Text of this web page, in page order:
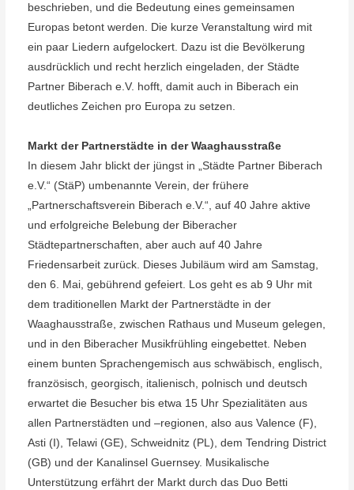
beschrieben, und die Bedeutung eines gemeinsamen
Europas betont werden. Die kurze Veranstaltung wird mit
ein paar Liedern aufgelockert. Dazu ist die Bevölkerung
ausdrücklich und recht herzlich eingeladen, der Städte
Partner Biberach e.V. hofft, damit auch in Biberach ein
deutliches Zeichen pro Europa zu setzen.
Markt der Partnerstädte in der Waaghausstraße
In diesem Jahr blickt der jüngst in „Städte Partner Biberach
e.V.“ (StäP) umbenannte Verein, der frühere
„Partnerschaftsverein Biberach e.V.“, auf 40 Jahre aktive
und erfolgreiche Belebung der Biberacher
Städtepartnerschaften, aber auch auf 40 Jahre
Friedensarbeit zurück. Dieses Jubiläum wird am Samstag,
den 6. Mai, gebührend gefeiert. Los geht es ab 9 Uhr mit
dem traditionellen Markt der Partnerstädte in der
Waaghausstraße, zwischen Rathaus und Museum gelegen,
und in den Biberacher Musikfrühling eingebettet. Neben
einem bunten Sprachengemisch aus schwäbisch, englisch,
französisch, georgisch, italienisch, polnisch und deutsch
erwartet die Besucher bis etwa 15 Uhr Spezialitäten aus
allen Partnerstädten und –regionen, also aus Valence (F),
Asti (I), Telawi (GE), Schweidnitz (PL), dem Tendring District
(GB) und der Kanalinsel Guernsey. Musikalische
Unterstützung erfährt der Markt durch das Duo Betti